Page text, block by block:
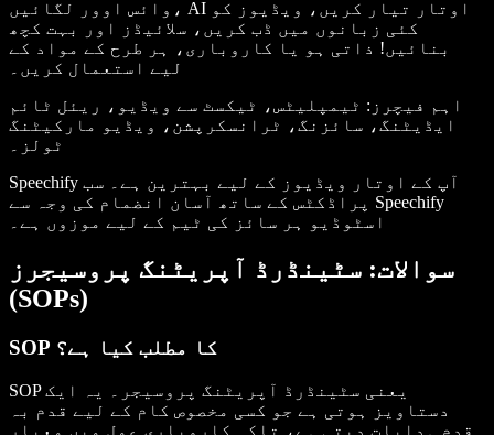
وائس اوور لگائیں، AI اوتار تیار کریں، ویڈیوز کو
کئی زبانوں میں ڈب کریں، سلائیڈز اور بہت کچھ
بنائیں! ذاتی ہو یا کاروباری، ہر طرح کے مواد کے
لیے استعمال کریں۔
اہم فیچرز : ٹیمپلیٹس، ٹیکسٹ سے ویڈیو، ریئل ٹائم
ایڈیٹنگ، سائزنگ، ٹرانسکرپشن، ویڈیو مارکیٹنگ
ٹولز۔
Speechify آپ کے اوتار ویڈیوز کے لیے بہترین ہے۔ سب
پراڈکٹس کے ساتھ آسان انضمام کی وجہ سے Speechify
اسٹوڈیو ہر سائز کی ٹیم کے لیے موزوں ہے۔
سوالات: سٹینڈرڈ آپریٹنگ پروسیجرز
(SOPs)
SOP کا مطلب کیا ہے؟
SOP یعنی سٹینڈرڈ آپریٹنگ پروسیجر۔ یہ ایک
دستاویز ہوتی ہے جو کسی مخصوص کام کے لیے قدم بہ
قدم ہدایات دیتی ہے، تاکہ کاروباری عمل میں معیار